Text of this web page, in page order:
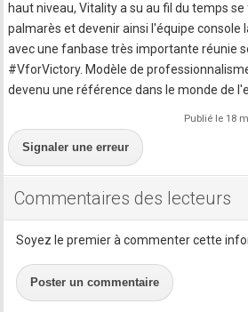
haut niveau, Vitality a su au fil du temps
palmarès et devenir ainsi l'équipe console
avec une fanbase très importante réunie
#VforVictory. Modèle de
devenu une référence dans le monde de
Publié le 18
Signaler une erreur
Commentaires des lecteurs
Soyez le premier à commenter cette
Poster un commentaire